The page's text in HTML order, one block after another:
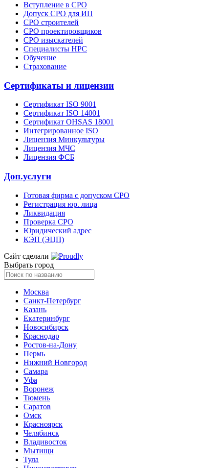
Вступление в СРО
Допуск СРО для ИП
СРО строителей
СРО проектировщиков
СРО изыскателей
Специалисты НРС
Обучение
Страхование
Сертификаты и лицензии
Сертификат ISO 9001
Сертификат ISO 14001
Сертификат OHSAS 18001
Интегрированное ISO
Лицензия Минкультуры
Лицензия МЧС
Лицензия ФСБ
Доп.услуги
Готовая фирма с допуском СРО
Регистрация юр. лица
Ликвидация
Проверка СРО
Юридический адрес
КЭП (ЭЦП)
Сайт сделали
Выбрать город
Москва
Санкт-Петербург
Казань
Екатеринбург
Новосибирск
Краснодар
Ростов-на-Дону
Пермь
Нижний Новгород
Самара
Уфа
Воронеж
Тюмень
Саратов
Омск
Красноярск
Челябинск
Владивосток
Мытищи
Тула